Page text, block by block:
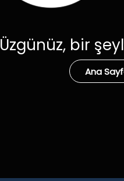
Üzgünüz, bir
Ana